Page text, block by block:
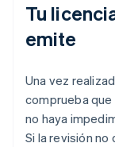
Tu
emite
Una vez
comprueba
no haya
Si la revisión